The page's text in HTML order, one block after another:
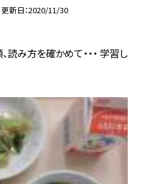
更新日 2020/11/30
読み方を確かめて・・・ 学習し